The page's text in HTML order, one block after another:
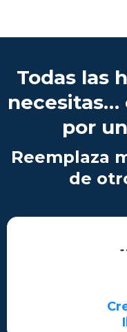
Todas las
necesitas…
por
Reemplaza
de